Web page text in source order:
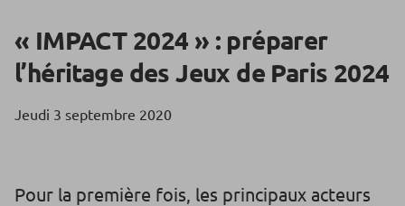
« IMPACT 2024 » : préparer
l’héritage des Jeux de Paris 2024
Jeudi 3 septembre 2020
Pour la première fois, les principaux acteurs